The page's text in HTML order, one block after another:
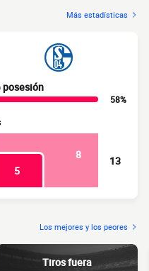
Más estadísticas
posesión
58%
8
5
13
Los mejores y los peores
Tiros fuera